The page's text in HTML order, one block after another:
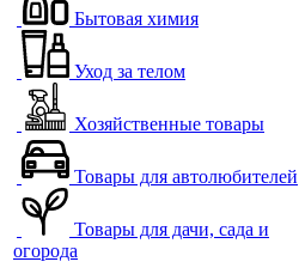
Бытовая химия
Уход за телом
Хозяйственные товары
Товары для автолюбителей
Товары для дачи, сада и
огорода